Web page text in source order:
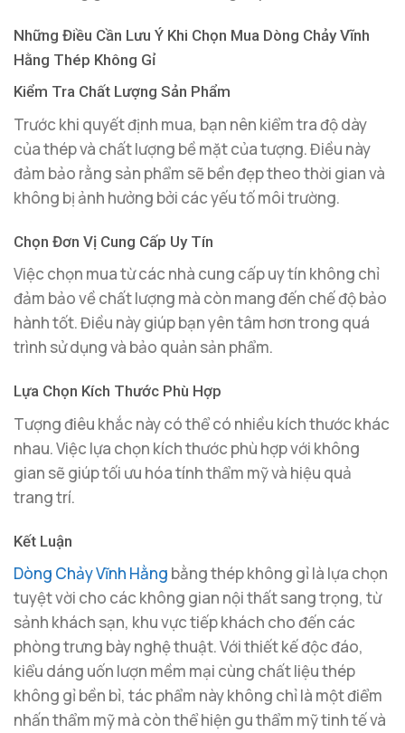
Những Điều Cần Lưu Ý Khi Chọn Mua Dòng Chảy Vĩnh
Hằng Thép Không Gỉ
Kiểm Tra Chất Lượng Sản Phẩm
Trước khi quyết định mua, bạn nên kiểm tra độ dày
của thép và chất lượng bề mặt của tượng. Điều này
đảm bảo rằng sản phẩm sẽ bền đẹp theo thời gian và
không bị ảnh hưởng bởi các yếu tố môi trường.
Chọn Đơn Vị Cung Cấp Uy Tín
Việc chọn mua từ các nhà cung cấp uy tín không chỉ
đảm bảo về chất lượng mà còn mang đến chế độ bảo
hành tốt. Điều này giúp bạn yên tâm hơn trong quá
trình sử dụng và bảo quản sản phẩm.
Lựa Chọn Kích Thước Phù Hợp
Tượng điêu khắc này có thể có nhiều kích thước khác
nhau. Việc lựa chọn kích thước phù hợp với không
gian sẽ giúp tối ưu hóa tính thẩm mỹ và hiệu quả
trang trí.
Kết Luận
Dòng Chảy Vĩnh Hằng bằng thép không gỉ là lựa chọn
tuyệt vời cho các không gian nội thất sang trọng, từ
sảnh khách sạn, khu vực tiếp khách cho đến các
phòng trưng bày nghệ thuật. Với thiết kế độc đáo,
kiểu dáng uốn lượn mềm mại cùng chất liệu thép
không gỉ bền bỉ, tác phẩm này không chỉ là một điểm
nhấn thẩm mỹ mà còn thể hiện gu thẩm mỹ tinh tế và